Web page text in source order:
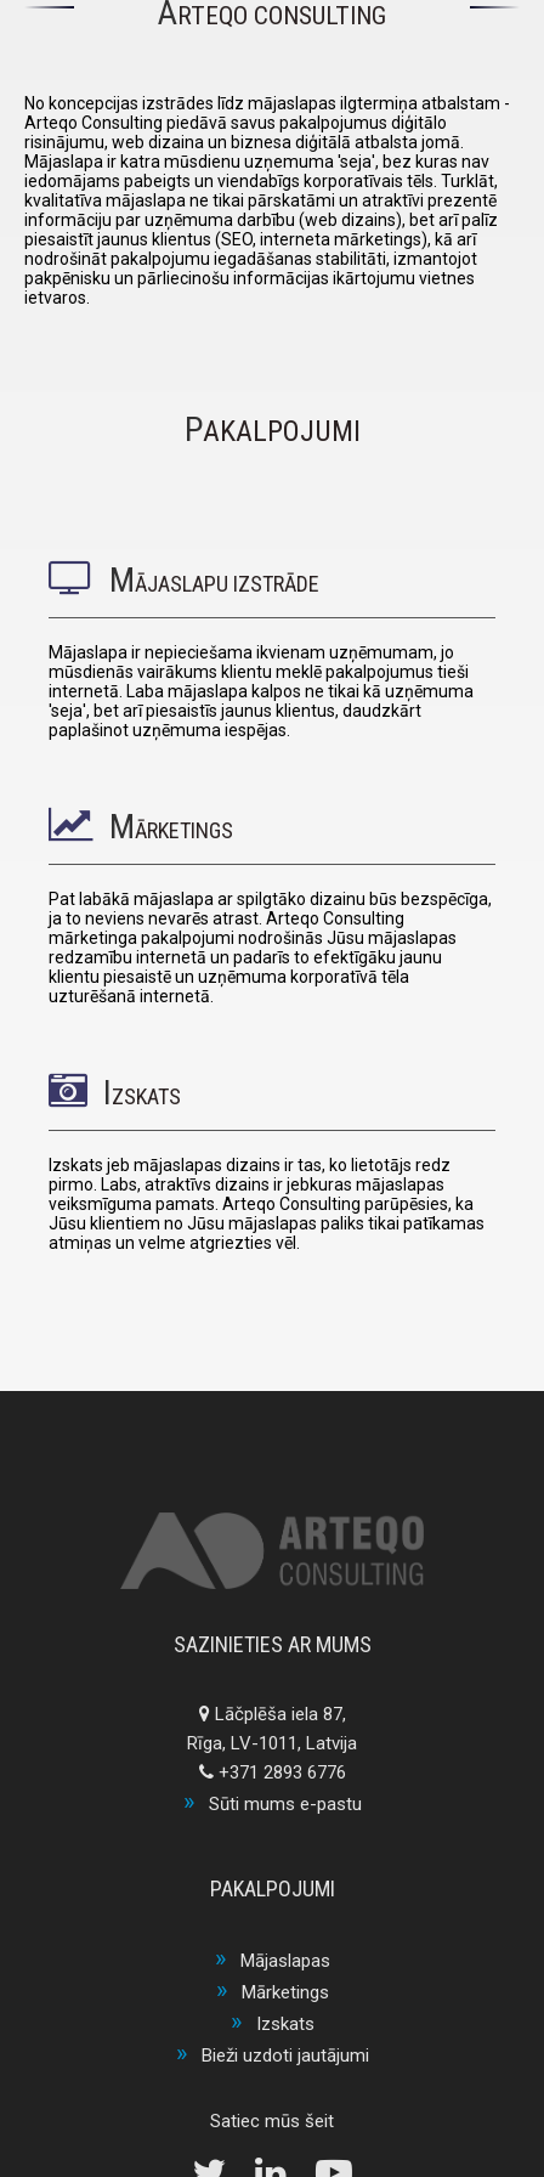
read and
accept the
terms and
conditions
ARTEQO CONSULTING
No koncepcijas izstrādes līdz mājaslapas ilgtermiņa atbalstam -
Arteqo Consulting piedāvā savus pakalpojumus diģitālo
risinājumu, web dizaina un biznesa diģitālā atbalsta jomā.
Mājaslapa ir katra mūsdienu uzņemuma 'seja', bez kuras nav
iedomājams pabeigts un viendabīgs korporatīvais tēls. Turklāt,
kvalitatīva mājaslapa ne tikai pārskatāmi un atraktīvi prezentē
informāciju par uzņēmuma darbību (web dizains), bet arī palīz
piesaistīt jaunus klientus (SEO, interneta mārketings), kā arī
nodrošināt pakalpojumu iegadāšanas stabilitāti, izmantojot
pakpēnisku un pārliecinošu informācijas ikārtojumu vietnes
ietvaros.
PAKALPOJUMI
MĀJASLAPU IZSTRĀDE
Mājaslapa ir nepieciešama ikvienam uzņēmumam, jo
mūsdienās vairākums klientu meklē pakalpojumus tieši
internetā. Laba mājaslapa kalpos ne tikai kā uzņēmuma
'seja', bet arī piesaistīs jaunus klientus, daudzkārt
paplašinot uzņēmuma iespējas.
MĀRKETINGS
Pat labākā mājaslapa ar spilgtāko dizainu būs bezspēcīga,
ja to neviens nevarēs atrast. Arteqo Consulting
mārketinga pakalpojumi nodrošinās Jūsu mājaslapas
redzamību internetā un padarīs to efektīgāku jaunu
klientu piesaistē un uzņēmuma korporatīvā tēla
uzturēšanā internetā.
IZSKATS
Izskats jeb mājaslapas dizains ir tas, ko lietotājs redz
pirmo. Labs, atraktīvs dizains ir jebkuras mājaslapas
veiksmīguma pamats. Arteqo Consulting parūpēsies, ka
Jūsu klientiem no Jūsu mājaslapas paliks tikai patīkamas
atmiņas un velme atgriezties vēl.
SAZINIETIES AR MUMS
Lāčplēša iela 87,
Rīga, LV-1011, Latvija
+371 2893 6776
Sūti mums e-pastu
PAKALPOJUMI
Mājaslapas
Mārketings
Izskats
Bieži uzdoti jautājumi
Satiec mūs šeit